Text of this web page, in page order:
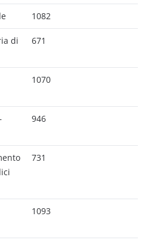
1082
di
671
1070
946
731
1093